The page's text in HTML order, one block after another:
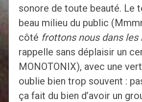
sonore de toute beauté. Le
beau milieu du public
côté frottons nous dans les
rappelle sans déplaisir un
MONOTONIX), avec une
oublie bien trop souvent :
ça fait du bien d’avoir un